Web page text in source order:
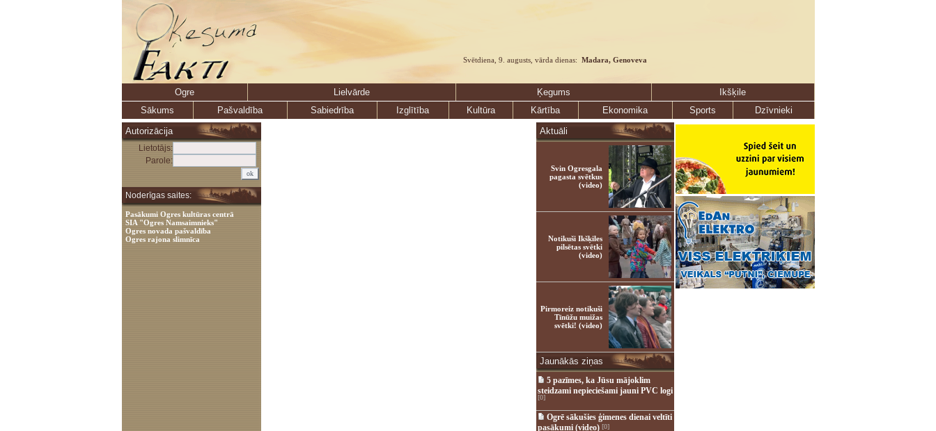
Svētdiena, 9. augusts, vārda dienas: Madara, Genoveva
Ogre Lielvārde Ķegums
Ikšķile
Sākums
Pašvaldība Sabiedrība Izglītība Kultūra Kārtība Ekonomika Sports
Dzīvnieki
Autorizācija
Lietotājs:
Parole:
Noderīgas saites:
Pasākumi Ogres kultūras centrā
SIA "Ogres Namsaimnieks"
Ogres novada pašvaldība
Ogres rajona slimnīca
Aktuāli
Svin Ogresgala
pagasta svētkus
(video)
Notikuši Ikšķiles
pilsētas svētki
(video)
Pirmoreiz notikuši
Tīnūžu muižas
svētki! (video)
Jaunākās ziņas
5 pazīmes, ka Jūsu mājoklim
steidzami nepieciešami jauni PVC logi
[0]
Ogrē sākušies ģimenes dienai veltīti
pasākumi (video)[0]